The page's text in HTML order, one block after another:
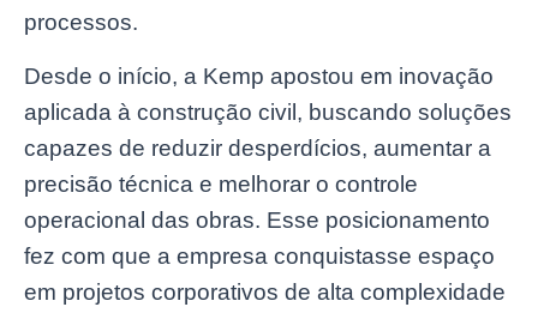
processos.
Desde o início, a Kemp apostou em inovação
aplicada à construção civil, buscando soluções
capazes de reduzir desperdícios, aumentar a
precisão técnica e melhorar o controle
operacional das obras. Esse posicionamento
fez com que a empresa conquistasse espaço
em projetos corporativos de alta complexidade